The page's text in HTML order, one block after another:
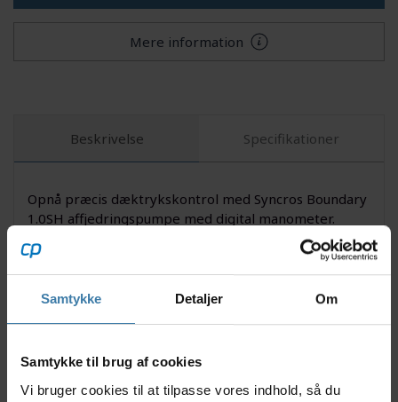
Samtykke Detaljer Om
Samtykke til brug af cookies
Vi bruger cookies til at tilpasse vores indhold, så du
Mere information
Beskrivelse Specifikationer
Opnå præcis dæktrykskontrol med Syncros Boundary
1.0SH affjedringspumpe med digital manometer.
Denne pumpes innovative design, kombineret med
den indbyggede digitale måler, giver dig mulighed for
at justere affjedringen på din mountainbike eller
citybike med høj nøjagtighed. Syncros Boundary
gang.
Nyttige facts